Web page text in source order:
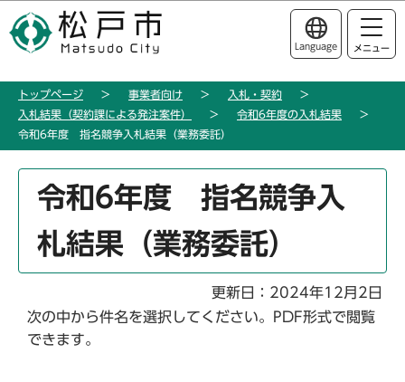
の
ー
このページの本文へ移動
Language メニュー
トップページ 事業者向け
入札・契約
入札結果（契約課による発注案件）
令和6年度の入札結果
令和6年度 指名競争入札結果（業務委託）
か
令和6年度 指名競争入
札結果（業務委託）
更新日：2024年12月2日
次の中から件名を選択してください。PDF形式で閲覧
できます。